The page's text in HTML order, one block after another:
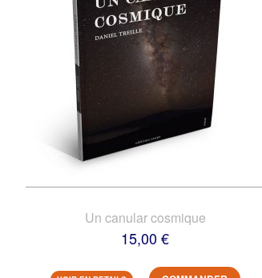
Un canular cosmique
15,00 €